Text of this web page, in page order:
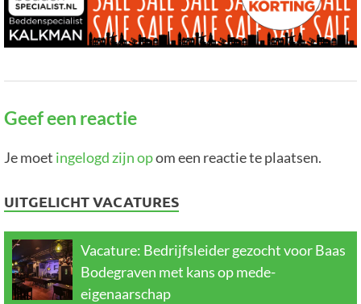
Geef een reactie
Je moet ingelogd zijn opom een reactie te plaatsen.
UITGELICHT VACATURES
Vacature: Bedrijfsleider gezocht voor Baas
Bodegraven met kans op mede-
eigenaarschap